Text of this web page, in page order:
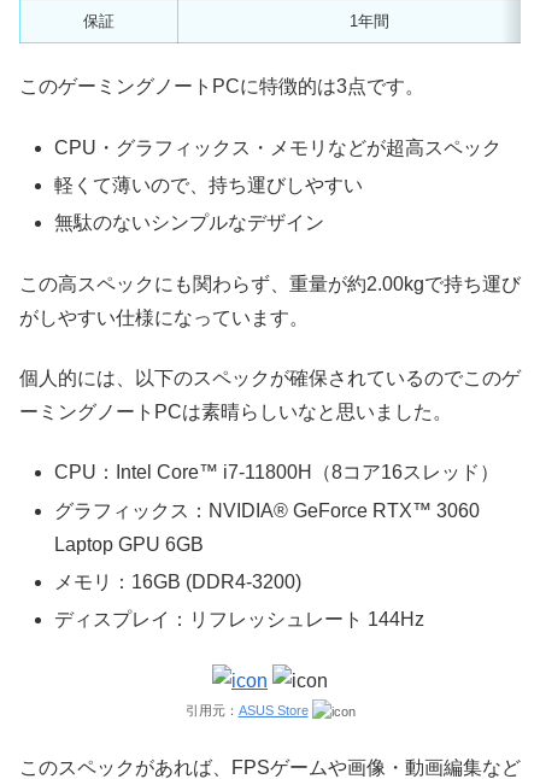
保証 1年間
このゲーミングノートPCに特徴的は3点です。
CPU・グラフィックス・メモリなどが超高スペック
軽くて薄いので、持ち運びしやすい
無駄のないシンプルなデザイン
この高スペックにも関わらず、重量が約2.00kgで持ち運び
がしやすい仕様になっています。
個人的には、以下のスペックが確保されているのでこのゲ
ーミングノートPCは素晴らしいなと思いました。
CPU：Intel Core™ i7-11800H（8コア16スレッド）
グラフィックス：NVIDIA® GeForce RTX™ 3060
Laptop GPU 6GB
メモリ：16GB (DDR4-3200)
ディスプレイ：リフレッシュレート 144Hz
引用元： ASUS Store
このスペックがあれば、FPSゲームや画像・動画編集など